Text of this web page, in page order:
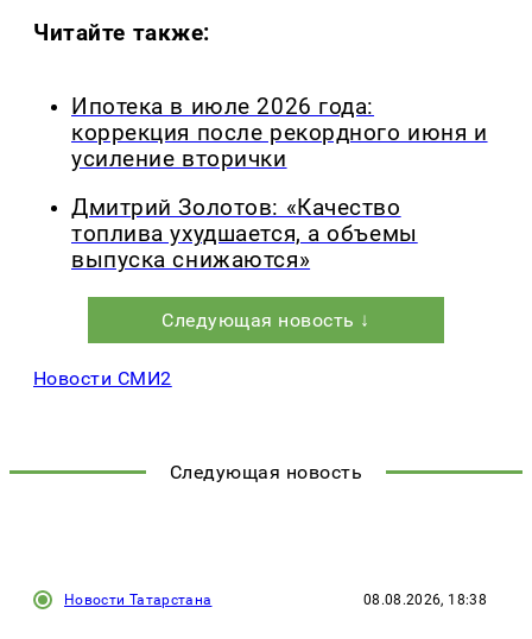
Читайте также:
Ипотека в июле 2026 года:
коррекция после рекордного июня и
усиление вторички
Дмитрий Золотов: «Качество
топлива ухудшается, а объемы
выпуска снижаются»
Следующая новость ↓
Новости СМИ2
Следующая новость
Новости Татарстана 08.08.2026, 18:38